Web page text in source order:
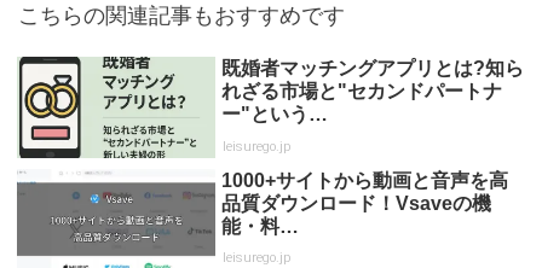
こちらの関連記事もおすすめです
既婚者マッチングアプリとは?知ら
れざる市場と"セカンドパートナ
ー"という…
leisurego.jp
1000+サイトから動画と音声を高
品質ダウンロード！Vsaveの機
能・料…
leisurego.jp